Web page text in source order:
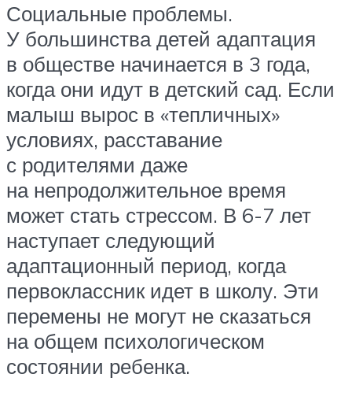
Социальные проблемы.
У большинства детей адаптация
в обществе начинается в 3 года,
когда они идут в детский сад. Если
малыш вырос в «тепличных»
условиях, расставание
с родителями даже
на непродолжительное время
может стать стрессом. В 6-7 лет
наступает следующий
адаптационный период, когда
первоклассник идет в школу. Эти
перемены не могут не сказаться
на общем психологическом
состоянии ребенка.